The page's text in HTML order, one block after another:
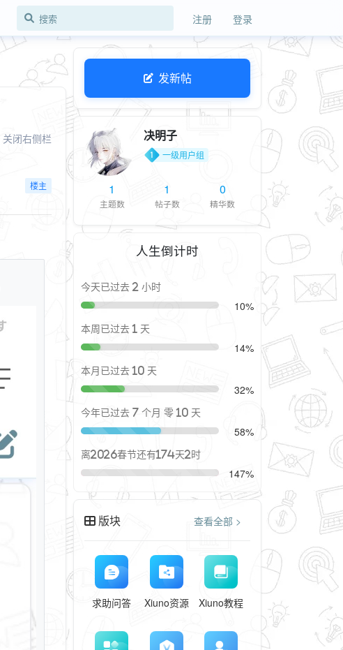
注册 登录
关闭右侧栏
楼主
发新帖
决明子
一级用户组
1
主题数
1
帖子数
0
精华数
人生倒计时
今天已过去 2 小时
10%
本周已过去 1 天
14%
本月已过去 10 天
32%
今年已过去 7 个月 零 10 天
58%
离2026春节还有174天2时
147%
版块 查看全部 >
求助问答 Xiuno资源 Xiuno教程